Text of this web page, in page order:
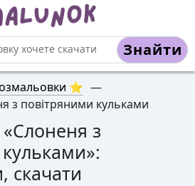
Знайти
⭐ —
з повітряними кульками
Слоненя з
»:
скачати